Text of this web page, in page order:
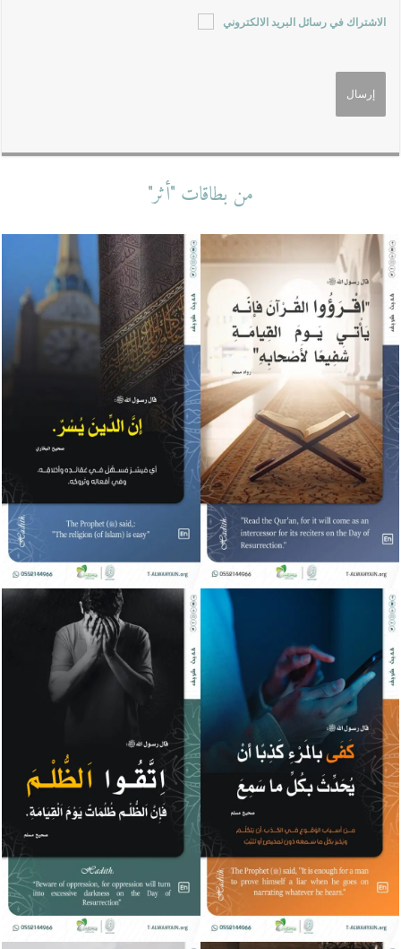
الاشتراك في رسائل البريد الالكتروني
من بطاقات "أثر"